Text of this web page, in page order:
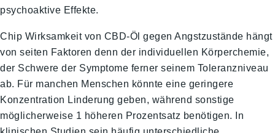
psychoaktive Effekte.
Chip Wirksamkeit von CBD-Öl gegen Angstzustände hängt
von seiten Faktoren denn der individuellen Körperchemie,
der Schwere der Symptome ferner seinem Toleranzniveau
ab. Für manchen Menschen könnte eine geringere
Konzentration Linderung geben, während sonstige
möglicherweise 1 höheren Prozentsatz benötigen. In